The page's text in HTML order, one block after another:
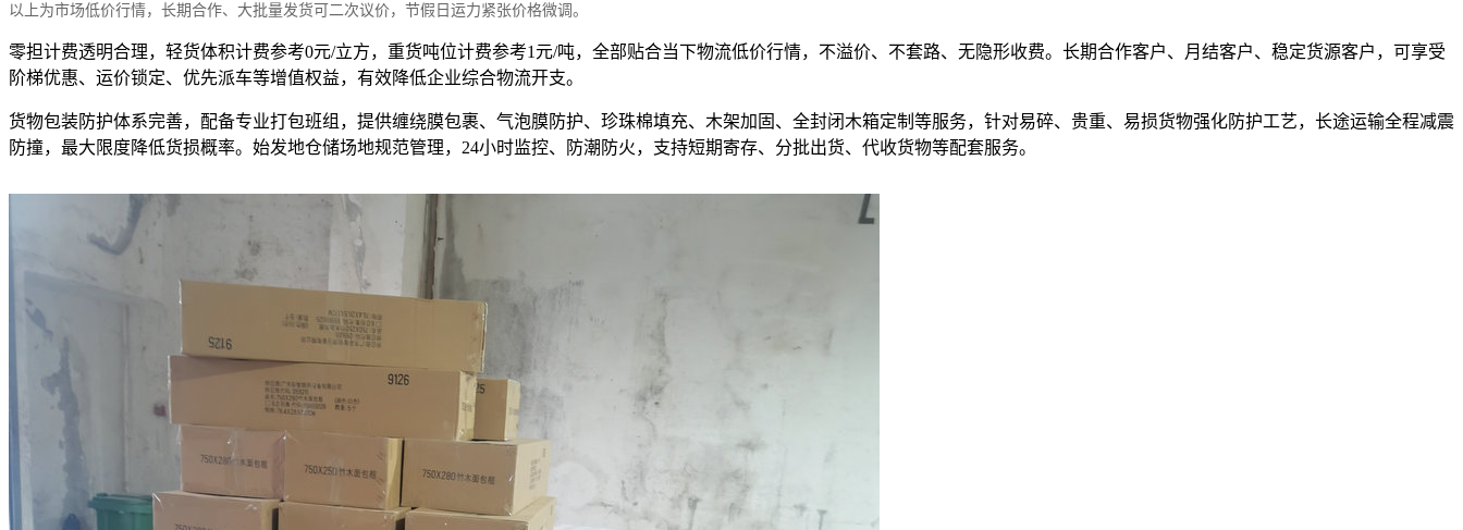
以上为市场低价行情，长期合作、大批量发货可二次议价，节假日运力紧张价格微调。
零担计费透明合理，轻货体积计费参考0元/立方，重货吨位计费参考1元/吨，全部贴合当下物流低价行情，不溢价、不套路、无隐形收费。长期合作客户、月结客户、稳定货源客户，可享受
阶梯优惠、运价锁定、优先派车等增值权益，有效降低企业综合物流开支。
货物包装防护体系完善，配备专业打包班组，提供缠绕膜包裹、气泡膜防护、珍珠棉填充、木架加固、全封闭木箱定制等服务，针对易碎、贵重、易损货物强化防护工艺，长途运输全程减震
防撞，最大限度降低货损概率。始发地仓储场地规范管理，24小时监控、防潮防火，支持短期寄存、分批出货、代收货物等配套服务。